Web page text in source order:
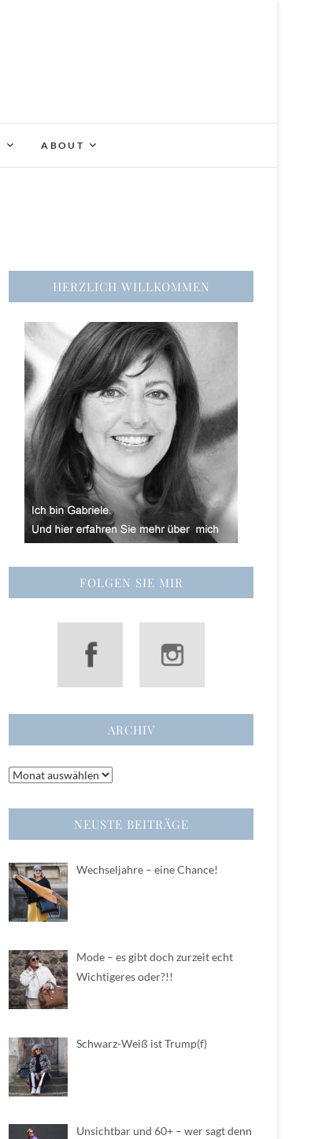
ABOUT
HERZLICH WILLKOMMEN
FOLGEN SIE MIR
ARCHIV
Archiv
NEUSTE BEITRÄGE
Wechseljahre – eine Chance!
Mode – es gibt doch zurzeit echt
Wichtigeres oder?!!
Schwarz-Weiß ist Trump(f)
Unsichtbar und 60+ – wer sagt denn